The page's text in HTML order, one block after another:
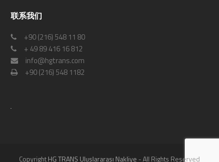
联系我们
+90 (216) 548 11 80
+ 49 89 416 16 812
info@hgtrans.com
+90 (216) 548 1182
CopyrightHG TRANS Uluslararası Nakliye - All Rights Reserved